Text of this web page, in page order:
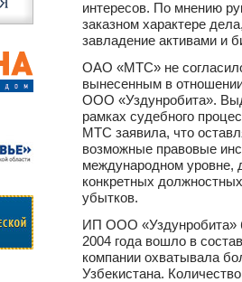
интересов. По мнению
заказном характере
завладение активами и
ОАО «МТС» не
вынесенным в
ООО «Уздунробита».
рамках судебного
МТС заявила, что
возможные правовые
международном уровне,
конкретных
убытков.
ИП ООО «Уздунробита»
2004 года вошло в
компании охватывала
Узбекистана.